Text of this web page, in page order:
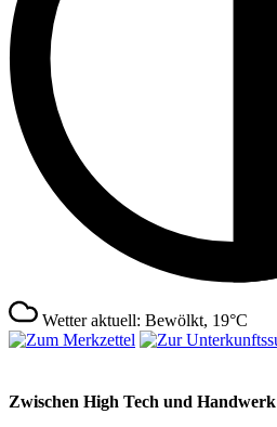
Wetter aktuell: Bewölkt, 19°C
Zwischen High Tech und Handwerk